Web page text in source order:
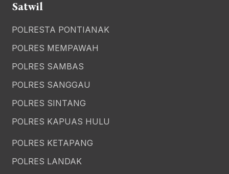
Satwil
POLRESTA PONTIANAK
POLRES MEMPAWAH
POLRES SAMBAS
POLRES SANGGAU
POLRES SINTANG
POLRES KAPUAS HULU
POLRES KETAPANG
POLRES LANDAK